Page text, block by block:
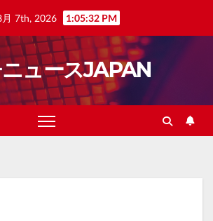
月 7th, 2026 1:05:33 PM
ュースJAPAN